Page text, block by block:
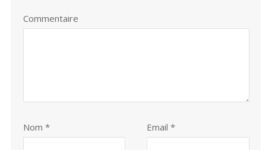
Commentaire
Nom * Email *